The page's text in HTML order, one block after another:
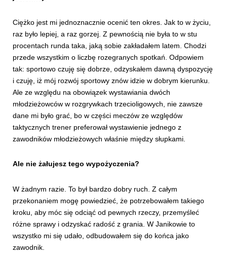
Ciężko jest mi jednoznacznie ocenić ten okres. Jak to w życiu,
raz było lepiej, a raz gorzej. Z pewnością nie była to w stu
procentach runda taka, jaką sobie zakładałem latem. Chodzi
przede wszystkim o liczbę rozegranych spotkań. Odpowiem
tak: sportowo czuję się dobrze, odzyskałem dawną dyspozycję
i czuję, iż mój rozwój sportowy znów idzie w dobrym kierunku.
Ale ze względu na obowiązek wystawiania dwóch
młodzieżowców w rozgrywkach trzecioligowych, nie zawsze
dane mi było grać, bo w części meczów ze względów
taktycznych trener preferował wystawienie jednego z
zawodników młodzieżowych właśnie między słupkami.
Ale nie żałujesz tego wypożyczenia?
W żadnym razie. To był bardzo dobry ruch. Z całym
przekonaniem mogę powiedzieć, że potrzebowałem takiego
kroku, aby móc się odciąć od pewnych rzeczy, przemyśleć
różne sprawy i odzyskać radość z grania. W Janikowie to
wszystko mi się udało, odbudowałem się do końca jako
zawodnik.